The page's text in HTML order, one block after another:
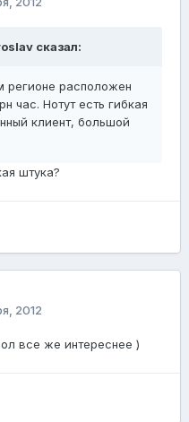
сказал:
регионе расположен
час. Нотут есть гибкая
клиент, большой
штука?
2012
все же интереснее )